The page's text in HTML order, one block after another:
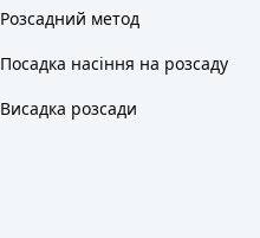
Розсадний метод
Посадка насіння на розсаду
Висадка розсади